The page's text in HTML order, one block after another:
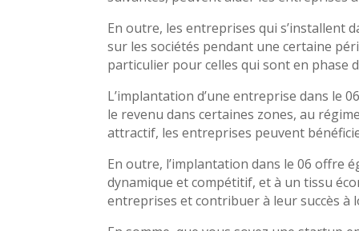
En outre, les entreprises qui s’installent
sur les sociétés pendant une certaine
particulier pour celles qui sont en phase
L’implantation d’une entreprise dans le
le revenu dans certaines zones, au
attractif, les entreprises peuvent
En outre, l’implantation dans le 06 offre
dynamique et compétitif, et à un tissu
entreprises et contribuer à leur succès à